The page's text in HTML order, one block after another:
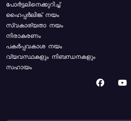
പോര്‍ട്ടലിനെക്കുറിച്ച്
ഹൈപ്പർലിങ്ക് നയം
സ്വകാര്യതാ നയം
നിരാകരണം
പകർപ്പവകാശ നയം
വ്യവസ്ഥകളും നിബന്ധനകളും
സഹായം